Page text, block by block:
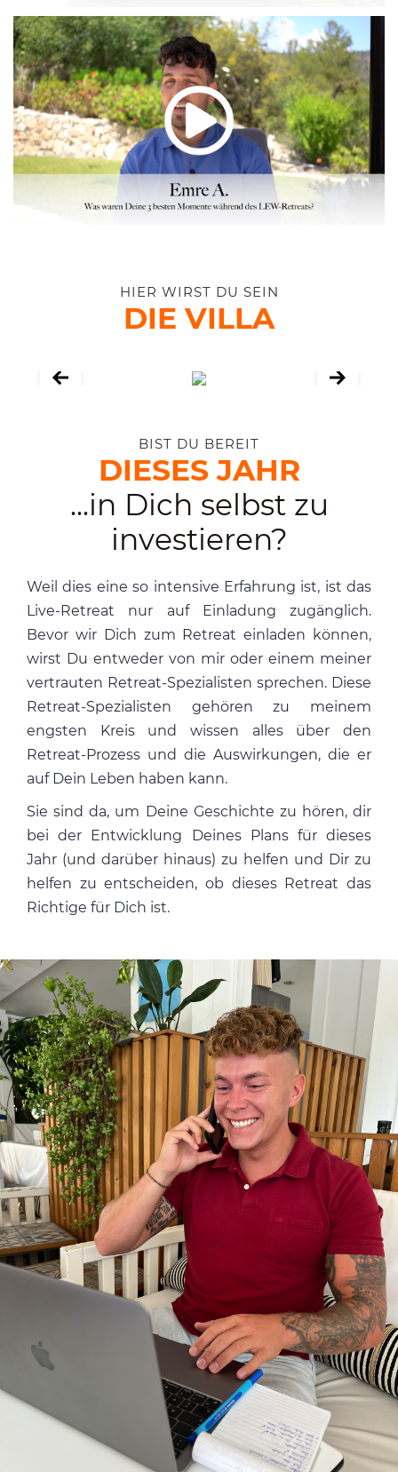
HIER WIRST DU SEIN
DIE VILLA
BIST DU BEREIT
DIESES JAHR
...in Dich selbst zu
investieren?
Weil dies eine so intensive Erfahrung ist, ist das
Live-Retreat nur auf Einladung zugänglich.
Bevor wir Dich zum Retreat einladen können,
wirst Du entweder von mir oder einem meiner
vertrauten Retreat-Spezialisten sprechen. Diese
Retreat-Spezialisten gehören zu meinem
engsten Kreis und wissen alles über den
Retreat-Prozess und die Auswirkungen, die er
auf Dein Leben haben kann.
Sie sind da, um Deine Geschichte zu hören, dir
bei der Entwicklung Deines Plans für dieses
Jahr (und darüber hinaus) zu helfen und Dir zu
helfen zu entscheiden, ob dieses Retreat das
Richtige für Dich ist.